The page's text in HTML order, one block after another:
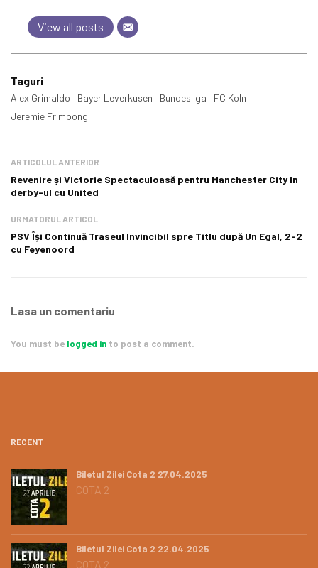
View all posts
Taguri
Alex Grimaldo Bayer Leverkusen Bundesliga
FC Koln
Jeremie Frimpong
ARTICOLUL ANTERIOR
Revenire și Victorie Spectaculoasă pentru Manchester City în
derby-ul cu United
URMATORUL ARTICOL
PSV Își Continuă Traseul Invincibil spre Titlu după Un Egal, 2-2
cu Feyenoord
Lasa un comentariu
You must be logged in to post a comment.
RECENT
Biletul Zilei Cota 2 27.04.2025
COTA 2
Biletul Zilei Cota 2 22.04.2025
COTA 2